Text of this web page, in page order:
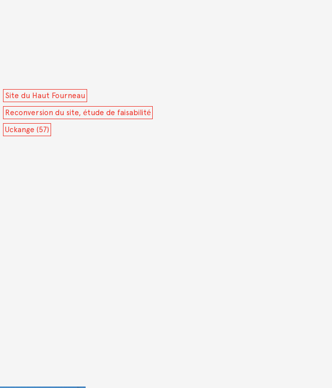
Site du Haut Fourneau
Reconversion du site, étude de faisabilité
Uckange (57)